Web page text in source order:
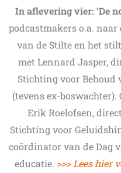
In aflevering vier: ‘De
podcastmakers o.a. naar
van de Stilte en het
met Lennard Jasper,
Stichting voor Behoud
(tevens ex-
Erik Roelofsen,
Stichting voor
coördinator van de Dag
educatie. >>> Lees hier